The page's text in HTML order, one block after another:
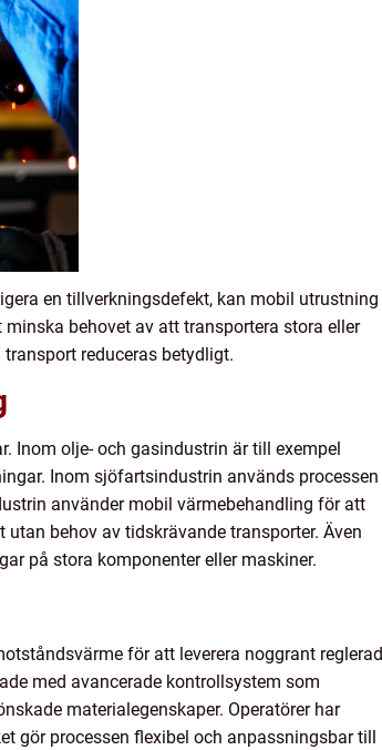
en tillverkningsdefekt, kan mobil utrustning
behovet av att transportera stora eller
reduceras betydligt.
Inom olje- och gasindustrin är till exempel
Inom sjöfartsindustrin används processen
använder mobil värmebehandling för att
behov av tidskrävande transporter. Även
på stora komponenter eller maskiner.
för att leverera noggrant reglerad
med avancerade kontrollsystem som
materialegenskaper. Operatörer har
processen flexibel och anpassningsbar till